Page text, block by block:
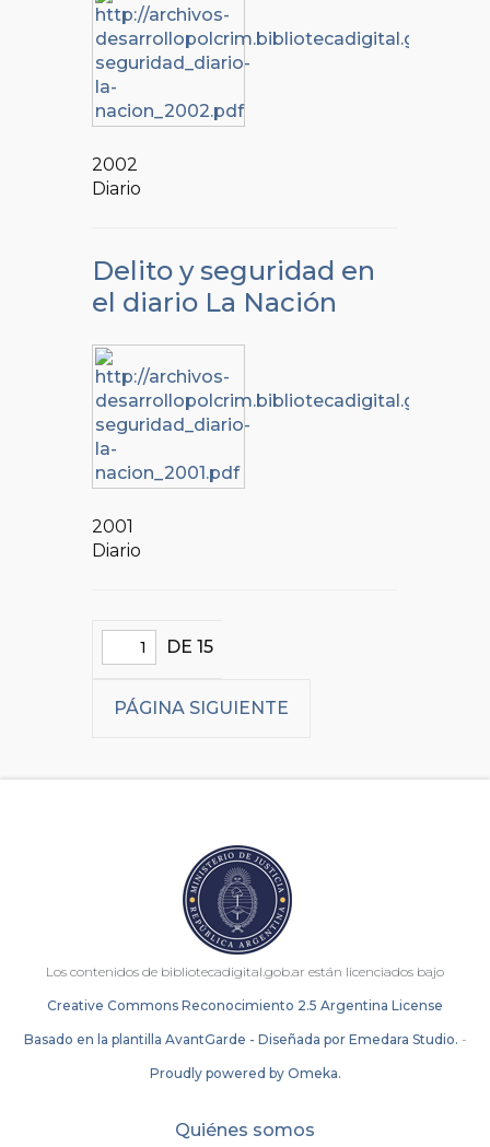
2002
Diario
Delito y seguridad en
el diario La Nación
2001
Diario
DE 15
PÁGINA SIGUIENTE
Los contenidos de bibliotecadigital.gob.ar están licenciados bajo
Creative Commons Reconocimiento 2.5 Argentina License
Basado en la plantilla AvantGarde - Diseñada por Emedara Studio. -
Proudly powered by Omeka.
Quiénes somos